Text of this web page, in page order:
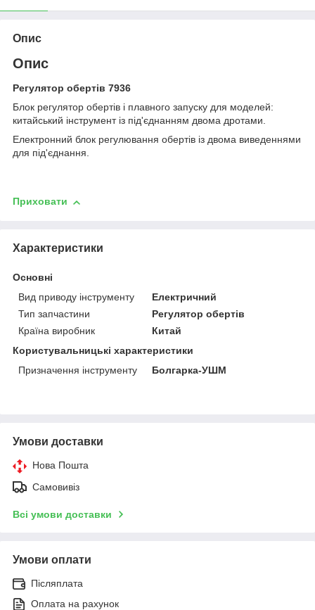
Опис
Опис
Регулятор обертів 7936
Блок регулятор обертів і плавного запуску для моделей:
китайський інструмент із під'єднанням двома дротами.
Електронний блок регулювання обертів із двома виведеннями
для під'єднання.
Приховати
Характеристики
Основні
Вид приводу інструменту
Електричний
Тип запчастини
Регулятор обертів
Країна виробник
Китай
Користувальницькі характеристики
Призначення інструменту
Болгарка-УШМ
Умови доставки
Нова Пошта
Самовивіз
Всі умови доставки
Умови оплати
Післяплата
Оплата на рахунок